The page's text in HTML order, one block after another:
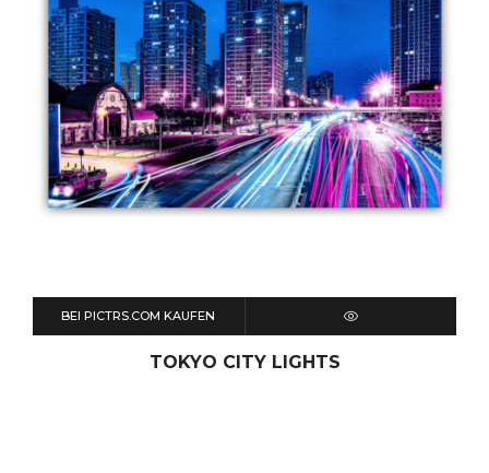
BEI PICTRS.COM KAUFEN
QUICK VIEW
TOKYO CITY LIGHTS